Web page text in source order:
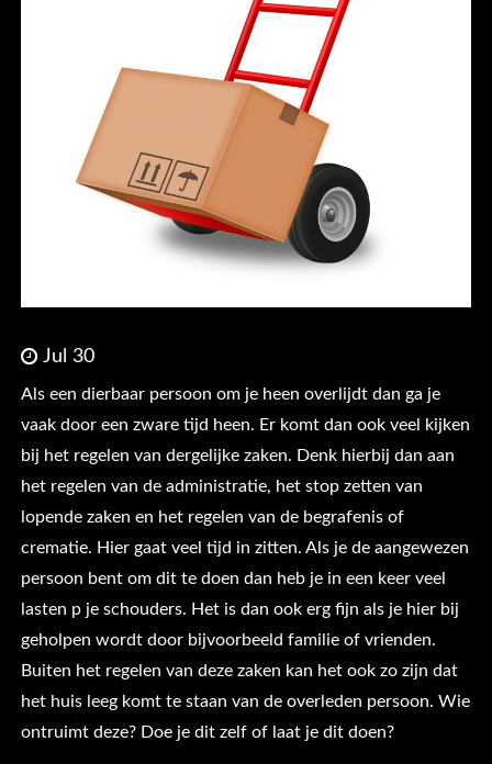
Jul 30
Als een dierbaar persoon om je heen overlijdt dan ga je
vaak door een zware tijd heen. Er komt dan ook veel kijken
bij het regelen van dergelijke zaken. Denk hierbij dan aan
het regelen van de administratie, het stop zetten van
lopende zaken en het regelen van de begrafenis of
crematie. Hier gaat veel tijd in zitten. Als je de aangewezen
persoon bent om dit te doen dan heb je in een keer veel
lasten p je schouders. Het is dan ook erg fijn als je hier bij
geholpen wordt door bijvoorbeeld familie of vrienden.
Buiten het regelen van deze zaken kan het ook zo zijn dat
het huis leeg komt te staan van de overleden persoon. Wie
ontruimt deze? Doe je dit zelf of laat je dit doen?